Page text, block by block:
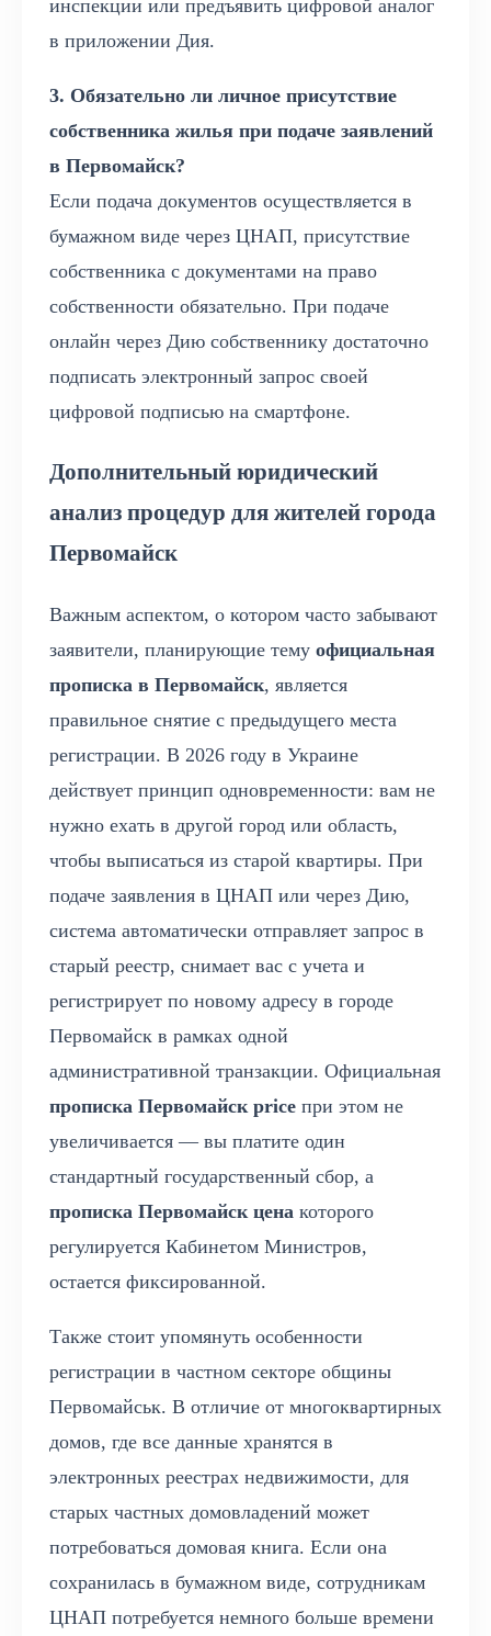
инспекции или предъявить цифровой аналог
в приложении Дия.
3. Обязательно ли личное присутствие
собственника жилья при подаче заявлений
в Первомайск?
Если подача документов осуществляется в
бумажном виде через ЦНАП, присутствие
собственника с документами на право
собственности обязательно. При подаче
онлайн через Дию собственнику достаточно
подписать электронный запрос своей
цифровой подписью на смартфоне.
Дополнительный юридический
анализ процедур для жителей города
Первомайск
Важным аспектом, о котором часто забывают
заявители, планирующие тему официальная
прописка в Первомайск, является
правильное снятие с предыдущего места
регистрации. В 2026 году в Украине
действует принцип одновременности: вам не
нужно ехать в другой город или область,
чтобы выписаться из старой квартиры. При
подаче заявления в ЦНАП или через Дию,
система автоматически отправляет запрос в
старый реестр, снимает вас с учета и
регистрирует по новому адресу в городе
Первомайск в рамках одной
административной транзакции. Официальная
прописка Первомайск price при этом не
увеличивается — вы платите один
стандартный государственный сбор, а
прописка Первомайск цена которого
регулируется Кабинетом Министров,
остается фиксированной.
Также стоит упомянуть особенности
регистрации в частном секторе общины
Первомайськ. В отличие от многоквартирных
домов, где все данные хранятся в
электронных реестрах недвижимости, для
старых частных домовладений может
потребоваться домовая книга. Если она
сохранилась в бумажном виде, сотрудникам
ЦНАП потребуется немного больше времени